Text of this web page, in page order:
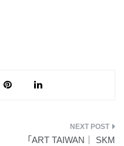
「ART TAIWAN｜ SKM